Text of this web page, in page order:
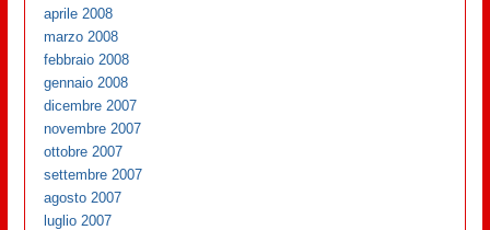
aprile 2008
marzo 2008
febbraio 2008
gennaio 2008
dicembre 2007
novembre 2007
ottobre 2007
settembre 2007
agosto 2007
luglio 2007